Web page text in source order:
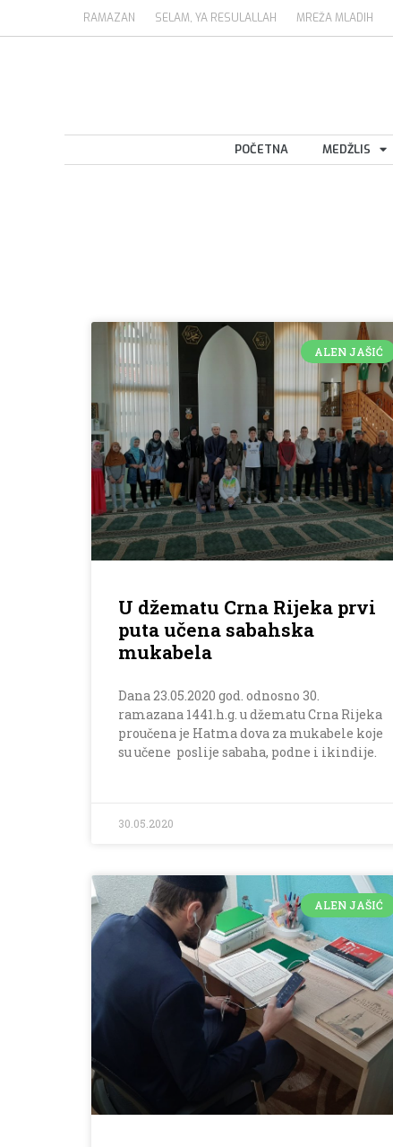
RAMAZAN SELAM, YA RESULALLAH MREŽA MLADIH
POČETNA MEDŽLIS
ALEN JAŠIĆ
U džematu Crna Rijeka prvi
puta učena sabahska
mukabela
Dana 23.05.2020 god. odnosno 30.
ramazana 1441.h.g. u džematu Crna Rijeka
proučena je Hatma dova za mukabele koje
su učene poslije sabaha, podne i ikindije.
30.05.2020
ALEN JAŠIĆ